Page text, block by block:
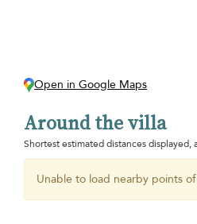
Open in Google Maps
Around the villa
Shortest estimated distances displayed,
Unable to load nearby points